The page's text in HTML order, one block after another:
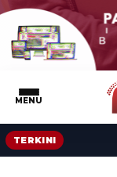
MENU
TERKINI